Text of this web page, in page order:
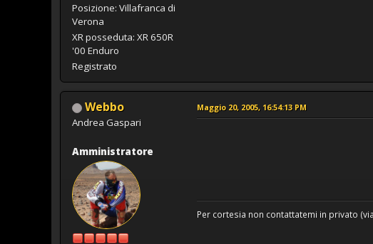
Posizione: Villafranca di
Verona
XR posseduta: XR 650R
'00 Enduro
Registrato
Webbo
Andrea Gaspari
Amministratore
Maggio 20, 2005, 16:54:13 PM
Per cortesia non contattatemi in privato